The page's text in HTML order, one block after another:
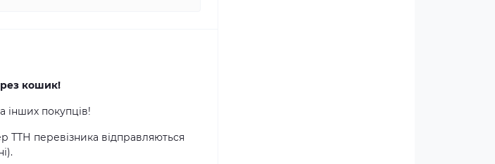
кошик!
інших покупців!
ТТН перевізника відправляються